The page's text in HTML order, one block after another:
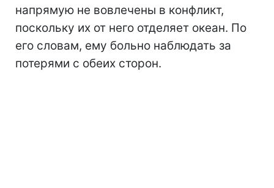
напрямую не вовлечены в конфликт,
поскольку их от него отделяет океан. По
его словам, ему больно наблюдать за
потерями с обеих сторон.